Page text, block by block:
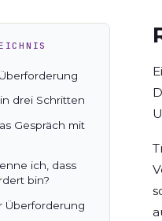
drei Schritten
Gespräch mit
ich, dass
bin?
Überforderung